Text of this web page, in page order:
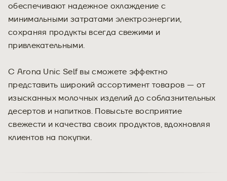
обеспечивают надежное охлаждение с
минимальными затратами электроэнергии,
сохраняя продукты всегда свежими и
привлекательными.
С Arona Unic Self вы сможете эффектно
представить широкий ассортимент товаров — от
изысканных молочных изделий до соблазнительных
десертов и напитков. Повысьте восприятие
свежести и качества своих продуктов, вдохновляя
клиентов на покупки.